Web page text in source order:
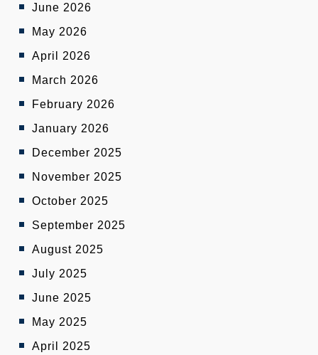
June 2026
May 2026
April 2026
March 2026
February 2026
January 2026
December 2025
November 2025
October 2025
September 2025
August 2025
July 2025
June 2025
May 2025
April 2025